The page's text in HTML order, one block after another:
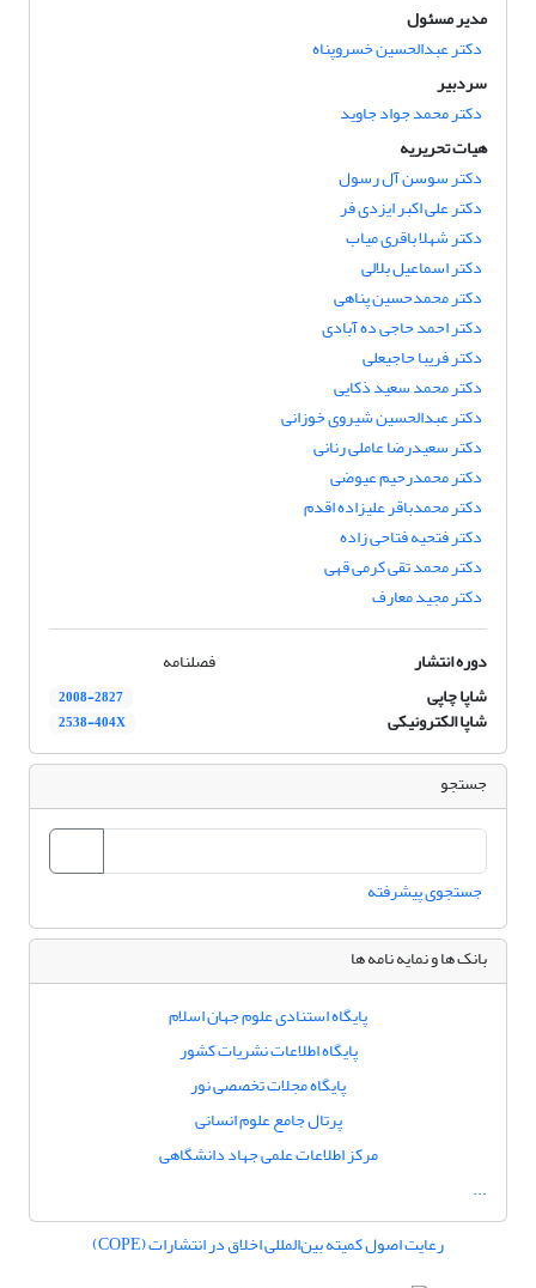
مدیر مسئول
دکتر عبدالحسین خسروپناه
سردبیر
دکتر محمد جواد جاوید
هیات تحریریه
دکتر سوسن آل رسول
دکتر علی اکبر ایزدی فر
دکتر شهلا باقری میاب
دکتر اسماعیل بلالی
دکتر محمدحسین پناهی
دکتر احمد حاجی ده آبادی
دکتر فریبا حاجیعلی
دکتر محمد سعید ذکایی
دکتر عبدالحسین شیروی خوزانی
دکتر سعیدرضا عاملی رنانی
دکتر محمدرحیم عیوضی
دکتر محمدباقر علیزاده اقدم
دکتر فتحیه فتاحی زاده
دکتر محمد تقی کرمی قهی
دکتر مجید معارف
دوره انتشار
فصلنامه
شاپا چاپی
2008-2827
شاپا الکترونیکی 2538-404X
جستجو
جستجوی پیشرفته
بانک ها و نمایه نامه ها
پایگاه استنادی علوم جهان اسلام
پایگاه اطلاعات نشریات کشور
پایگاه مجلات تخصصی نور
پرتال جامع علوم انسانی
مرکز اطلاعات علمی جهاد دانشگاهی
...
رعایت اصول کمیته بین‌المللی اخلاق در انتشارات (COPE)